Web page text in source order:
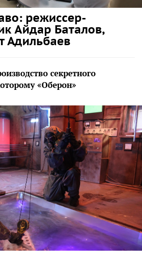
режиссер-
Айдар Баталов,
Адильбаев
секретного
«Оберон»